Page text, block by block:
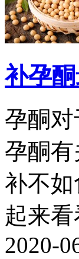
补孕
孕酮
孕酮
补不
起来
2020-